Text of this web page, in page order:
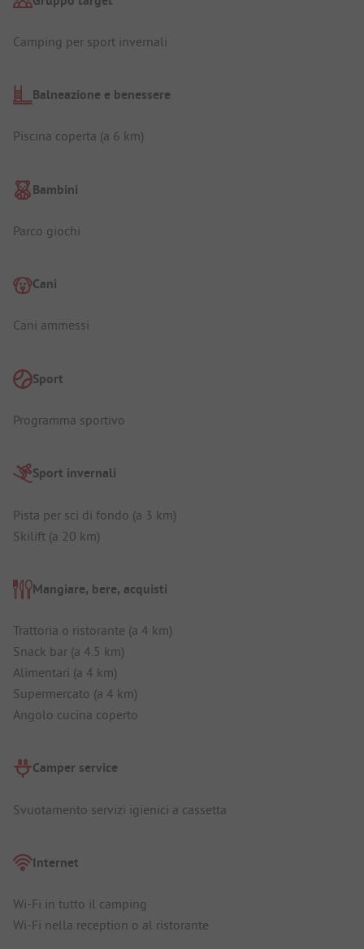
Camping per sport invernali
Balneazione e benessere
Piscina coperta (a 6 km)
Bambini
Parco giochi
Cani
Cani ammessi
Sport
Programma sportivo
Sport invernali
Pista per sci di fondo (a 3 km)
Skilift (a 20 km)
Mangiare, bere, acquisti
Trattoria o ristorante (a 4 km)
Snack bar (a 4.5 km)
Alimentari (a 4 km)
Supermercato (a 4 km)
Angolo cucina coperto
Camper service
Svuotamento servizi igienici a cassetta
Internet
Wi-Fi in tutto il camping
Wi-Fi nella reception o al ristorante